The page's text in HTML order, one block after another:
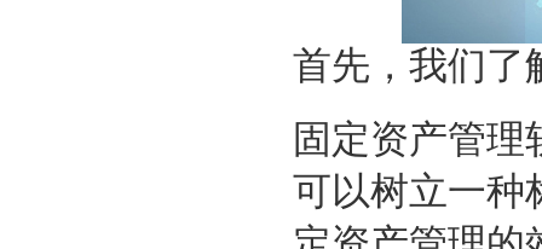
首先，我们了
固定资产管理
可以树立一种